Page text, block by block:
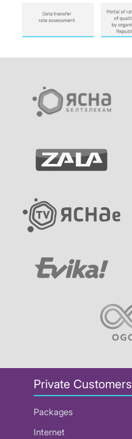
Private Customers
Packages
Internet